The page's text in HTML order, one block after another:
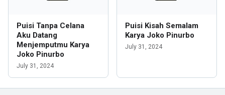
Puisi Tanpa Celana
Aku Datang
Menjemputmu Karya
Joko Pinurbo
July 31, 2024
Puisi Kisah Semalam
Karya Joko Pinurbo
July 31, 2024